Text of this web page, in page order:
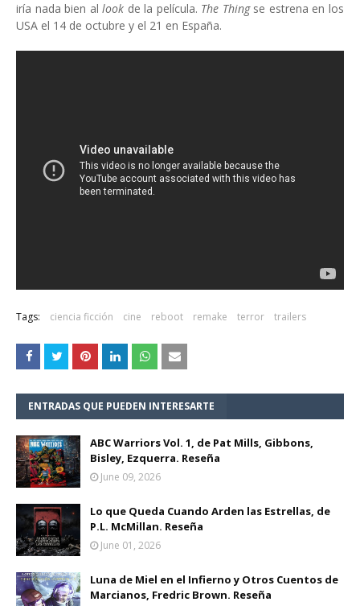
iría nada bien allook de la película. The Thingse estrena en los
USA el 14 de octubre y el 21 en España.
Tags: ciencia ficción cine reboot remake terror trailers
ENTRADAS QUE PUEDEN INTERESARTE
ABC Warriors Vol. 1, de Pat Mills, Gibbons,
Bisley, Ezquerra. Reseña
June 09, 2026
Lo que Queda Cuando Arden las Estrellas, de
P.L. McMillan. Reseña
June 01, 2026
Luna de Miel en el Infierno y Otros Cuentos de
Marcianos, Fredric Brown. Reseña